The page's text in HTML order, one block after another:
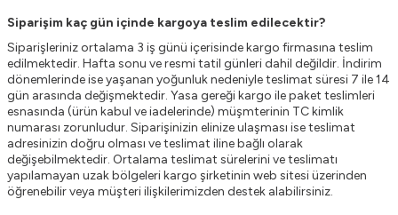
Siparişim kaç gün içinde kargoya teslim edilecektir?
Siparişleriniz ortalama 3 iş günü içerisinde kargo firmasına teslim
edilmektedir. Hafta sonu ve resmi tatil günleri dahil değildir. İndirim
dönemlerinde ise yaşanan yoğunluk nedeniyle teslimat süresi 7 ile 14
gün arasında değişmektedir. Yasa gereği kargo ile paket teslimleri
esnasında (ürün kabul ve iadelerinde) müşmterinin TC kimlik
numarası zorunludur. Siparişinizin elinize ulaşması ise teslimat
adresinizin doğru olması ve teslimat iline bağlı olarak
değişebilmektedir. Ortalama teslimat sürelerini ve teslimatı
yapılamayan uzak bölgeleri kargo şirketinin web sitesi üzerinden
öğrenebilir veya müşteri ilişkilerimizden destek alabilirsiniz.